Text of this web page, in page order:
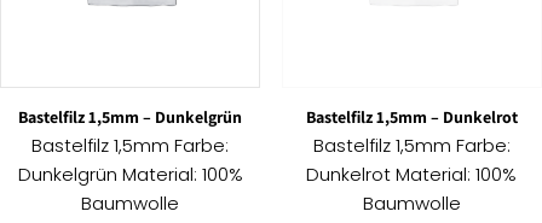
Bastelfilz 1,5mm – Dunkelgrün
Bastelfilz 1,5mm Farbe:
Dunkelgrün Material: 100%
Baumwolle
Bastelfilz 1,5mm – Dunkelrot
Bastelfilz 1,5mm Farbe:
Dunkelrot Material: 100%
Baumwolle